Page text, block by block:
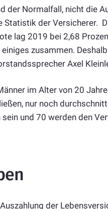
der Normalfall, nicht die
Statistik der Versicherer.
lag 2019 bei 2,68
zusammen.
Axel
im Alter von 20
nur noch
und 70 werden den
der